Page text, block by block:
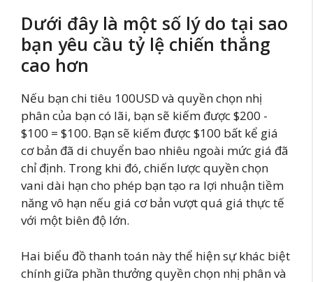
Dưới đây là một số lý do tại sao
bạn yêu cầu tỷ lệ chiến thắng
cao hơn
Nếu bạn chi tiêu 100USD và quyền chọn nhị
phân của bạn có lãi, bạn sẽ kiếm được $200 -
$100 = $100. Bạn sẽ kiếm được $100 bất kể giá
cơ bản đã di chuyển bao nhiêu ngoài mức giá đã
chỉ định. Trong khi đó, chiến lược quyền chọn
vani dài hạn cho phép bạn tạo ra lợi nhuận tiềm
năng vô hạn nếu giá cơ bản vượt quá giá thực tế
với một biên độ lớn.
Hai biểu đồ thanh toán này thể hiện sự khác biệt
chính giữa phần thưởng quyền chọn nhị phân và